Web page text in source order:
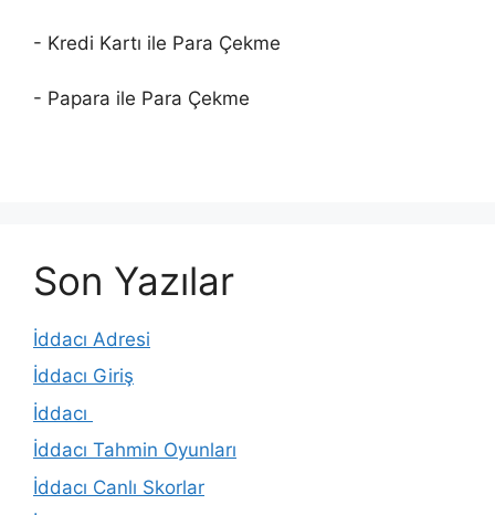
- Kredi Kartı ile Para Çekme
- Papara ile Para Çekme
Son Yazılar
İddacı Adresi
İddacı Giriş
İddacı
İddacı Tahmin Oyunları
İddacı Canlı Skorlar